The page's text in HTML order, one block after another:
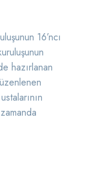
16’ncı
hazırlanan